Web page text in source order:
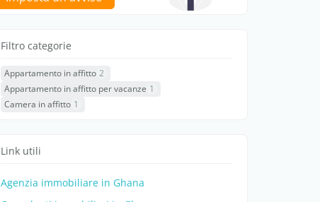
Filtro categorie
Appartamento in affitto 2
Appartamento in affitto per vacanze 1
Camera in affitto 1
Link utili
Agenzia immobiliare in Ghana